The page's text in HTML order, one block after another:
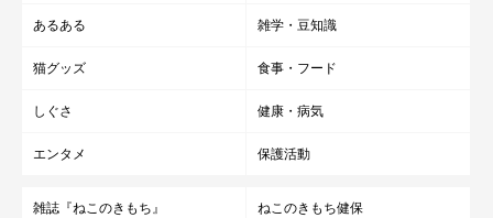
あるある 雑学・豆知識
猫グッズ 食事・フード
しぐさ 健康・病気
エンタメ 保護活動
雑誌『ねこのきもち』 ねこのきもち健保